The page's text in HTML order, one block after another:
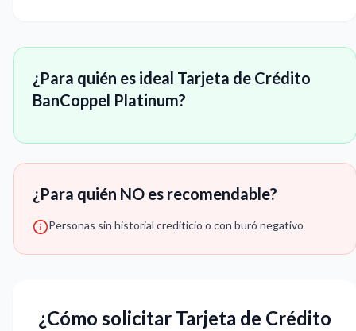
¿Para quién es ideal Tarjeta de Crédito
BanCoppel Platinum?
¿Para quién NO es recomendable?
Personas sin historial crediticio o con buró negativo
¿Cómo solicitar Tarjeta de Crédito